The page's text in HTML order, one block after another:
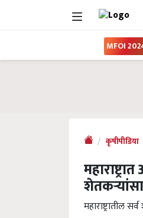
MFOI
कृषीपीडिया
महाराष्ट्रातील